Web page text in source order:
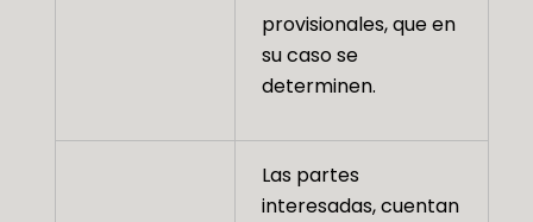
provisionales, que en
su caso se
determinen.
Las partes
interesadas, cuentan